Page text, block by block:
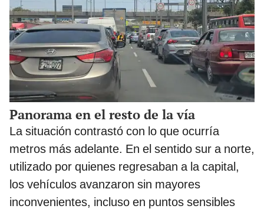
Panorama en el resto de la vía
La situación contrastó con lo que ocurría
metros más adelante. En el sentido sur a norte,
utilizado por quienes regresaban a la capital,
los vehículos avanzaron sin mayores
inconvenientes, incluso en puntos sensibles